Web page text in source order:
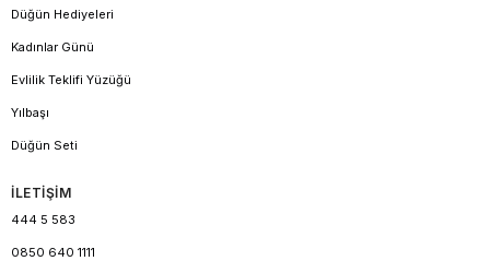
Düğün Hediyeleri
Kadınlar Günü
Evlilik Teklifi Yüzüğü
Yılbaşı
Düğün Seti
İLETİŞİM
444 5 583
0850 640 1111